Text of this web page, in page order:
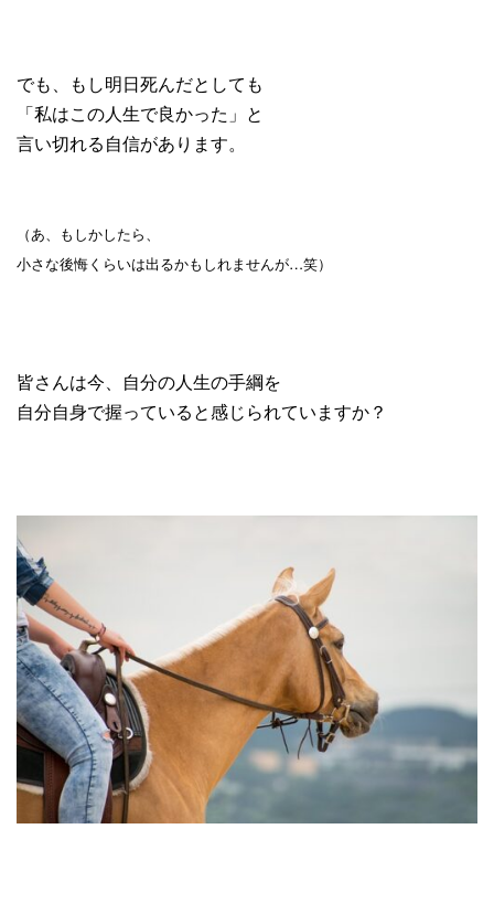
でも、もし明日死んだとしても
「私はこの人生で良かった」と
言い切れる自信があります。
（あ、もしかしたら、
小さな後悔くらいは出るかもしれませんが…笑）
皆さんは今、自分の人生の手綱を
自分自身で握っていると感じられていますか？